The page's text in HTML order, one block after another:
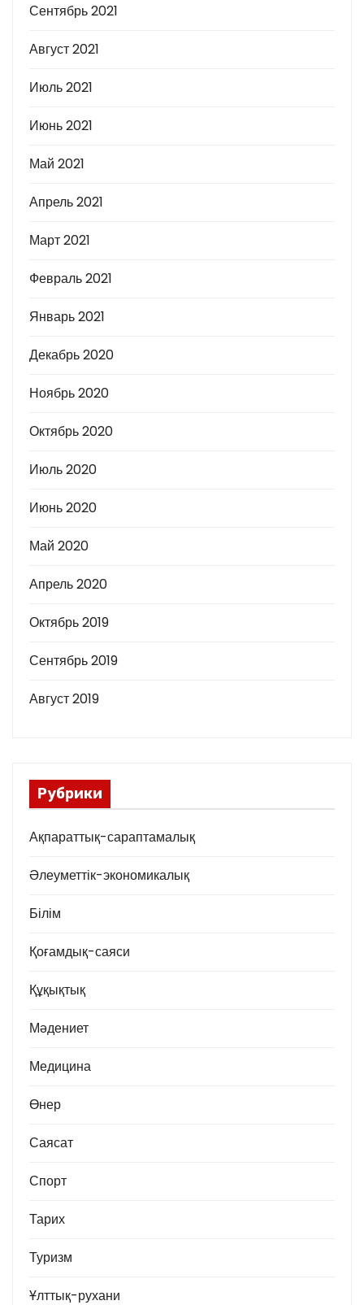
Сентябрь 2021
Август 2021
Июль 2021
Июнь 2021
Май 2021
Апрель 2021
Март 2021
Февраль 2021
Январь 2021
Декабрь 2020
Ноябрь 2020
Октябрь 2020
Июль 2020
Июнь 2020
Май 2020
Апрель 2020
Октябрь 2019
Сентябрь 2019
Август 2019
Рубрики
Ақпараттық-сараптамалық
Әлеуметтік-экономикалық
Білім
Қоғамдық-саяси
Құқықтық
Мәдениет
Медицина
Өнер
Саясат
Спорт
Тарих
Туризм
Ұлттық-рухани